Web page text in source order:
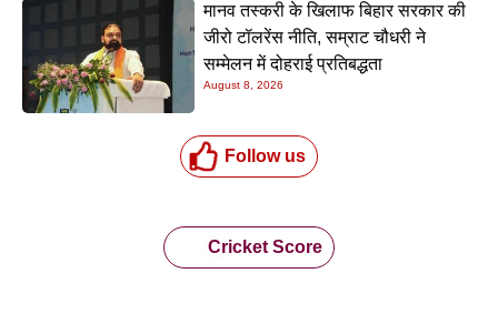
मानव तस्करी के खिलाफ बिहार सरकार की
जीरो टॉलरेंस नीति, सम्राट चौधरी ने
सम्मेलन में दोहराई प्रतिबद्धता
August 8, 2026
Follow us
Cricket Score